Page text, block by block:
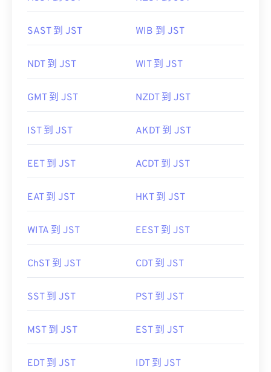
SAST 到 JST WIB 到 JST
NDT 到 JST WIT 到 JST
GMT 到 JST NZDT 到 JST
IST 到 JST AKDT 到 JST
EET 到 JST ACDT 到 JST
EAT 到 JST HKT 到 JST
WITA 到 JST EEST 到 JST
ChST 到 JST CDT 到 JST
SST 到 JST PST 到 JST
MST 到 JST EST 到 JST
EDT 到 JST IDT 到 JST